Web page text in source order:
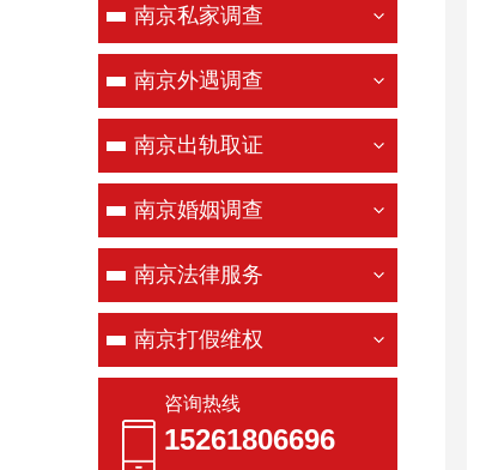
南京私家调查
南京外遇调查
南京出轨取证
南京婚姻调查
南京法律服务
南京打假维权
咨询热线
15261806696